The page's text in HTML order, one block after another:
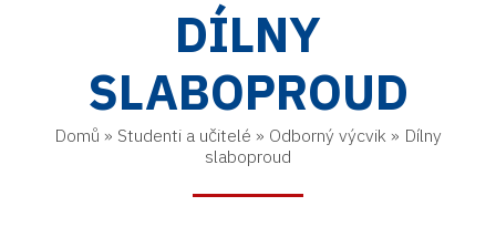
DÍLNY
SLABOPROUD
Domů » Studenti a učitelé » Odborný výcvik » Dílny
slaboproud